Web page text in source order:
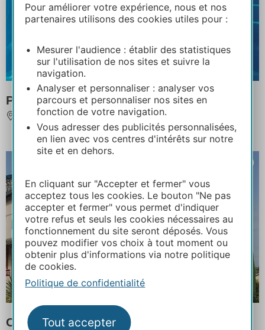
Pour améliorer votre expérience, nous et nos
partenaires utilisons des cookies utiles pour :
Mesurer l'audience : établir des statistiques
sur l'utilisation de nos sites et suivre la
navigation.
Analyser et personnaliser : analyser vos
parcours et personnaliser nos sites en
fonction de votre navigation.
Vous adresser des publicités personnalisées,
en lien avec vos centres d'intérêts sur notre
site et en dehors.
En cliquant sur "Accepter et fermer" vous
acceptez tous les cookies. Le bouton "Ne pas
accepter et fermer" vous permet d'indiquer
votre refus et seuls les cookies nécessaires au
fonctionnement du site seront déposés. Vous
pouvez modifier vos choix à tout moment ou
obtenir plus d'informations via notre politique
de cookies.
Politique de confidentialité
Tout accepter
Piscine couverte Pichery
GAILLAC
Caves Gayrel